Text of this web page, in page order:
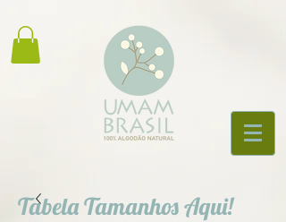
Tabela Tamanhos Aqui!